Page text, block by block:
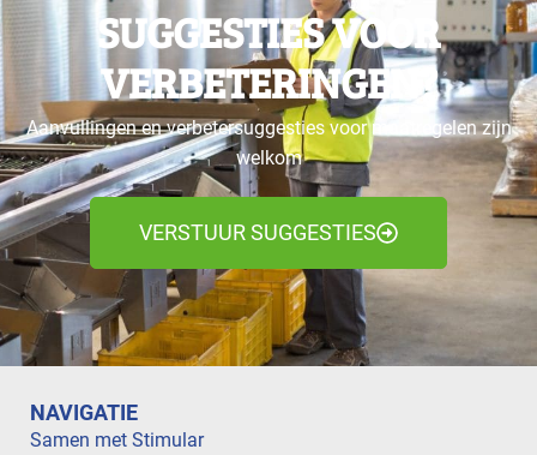
SUGGESTIES VOOR
VERBETERINGEN?
Aanvullingen en verbetersuggesties voor maatregelen zijn
welkom
VERSTUUR SUGGESTIES
NAVIGATIE
Samen met Stimular